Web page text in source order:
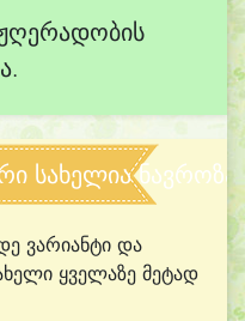
სახელია
ვარიანტი და
ყველაზე მეტად